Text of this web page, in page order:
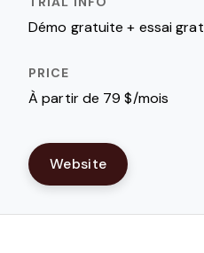
Démo gratuite + essai
À partir de 79 $/mois
Website